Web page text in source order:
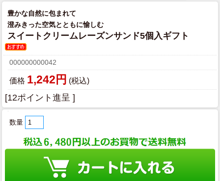
豊かな自然に包まれて
澄みきった空気とともに愉しむ
スイートクリームレーズンサンド5個入ギフト
000000000042
価格 1,242円 (税込)
[12ポイント進呈 ]
数量